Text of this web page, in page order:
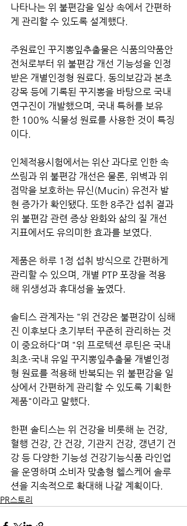
나타나는 위 불편감을 일상 속에서 간편하
게 관리할 수 있도록 설계했다.
주원료인 꾸지뽕잎추출물은 식품의약품안
전처로부터 위 불편감 개선 기능성을 인정
받은 개별인정형 원료다. 동의보감과 본초
강목 등에 기록된 꾸지뽕을 바탕으로 국내
연구진이 개발했으며, 국내 특허를 보유
한 100% 식물성 원료를 사용한 것이 특징
이다.
인체적용시험에서는 위산 과다로 인한 속
쓰림과 위 불편감 개선은 물론, 위벽과 위
점막을 보호하는 뮤신(Mucin) 유전자 발
현 증가가 확인됐다. 또한 8주간 섭취 결과
위 불편감 관련 증상 완화와 삶의 질 개선
지표에서도 유의미한 효과를 보였다.
제품은 하루 1정 섭취 방식으로 간편하게
관리할 수 있으며, 개별 PTP 포장을 적용
해 위생성과 휴대성을 높였다.
솔티스 관계자는 "위 건강은 불편감이 심해
진 이후보다 초기부터 꾸준히 관리하는 것
이 중요하다"며 "위 프로텍션 루틴은 국내
최초·국내 유일 꾸지뽕잎추출물 개별인정
형 원료를 적용해 반복되는 위 불편감을 일
상에서 간편하게 관리할 수 있도록 기획한
제품"이라고 말했다.
한편 솔티스는 위 건강을 비롯해 눈 건강,
혈행 건강, 간 건강, 기관지 건강, 갱년기 건
강 등 다양한 기능성 건강기능식품 라인업
을 운영하며 소비자 맞춤형 헬스케어 솔루
션을 지속적으로 확대해 나갈 계획이다.
PR스토리